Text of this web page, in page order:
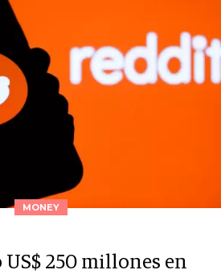
MONEY
US$ 250 millones en